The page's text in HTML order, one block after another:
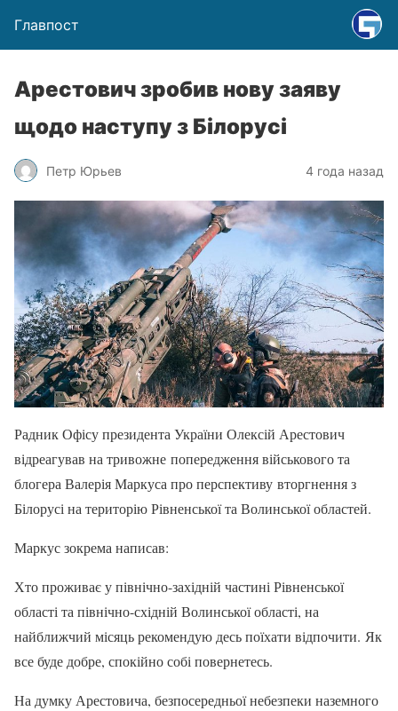
Главпост
Арестович зробив нову заяву
щодо наступу з Білорусі
Петр Юрьев 4 года назад
Радник Офісу президента України Олексій Арестович
відреагував на тривожне попередження військового та
блогера Валерія Маркуса про перспективу вторгнення з
Білорусі на територію Рівненської та Волинської областей.
Маркус зокрема написав:
Хто проживає у північно-західній частині Рівненської
області та північно-східній Волинської області, на
найближчий місяць рекомендую десь поїхати відпочити. Як
все буде добре, спокійно собі повернетесь.
На думку Арестовича, безпосередньої небезпеки наземного